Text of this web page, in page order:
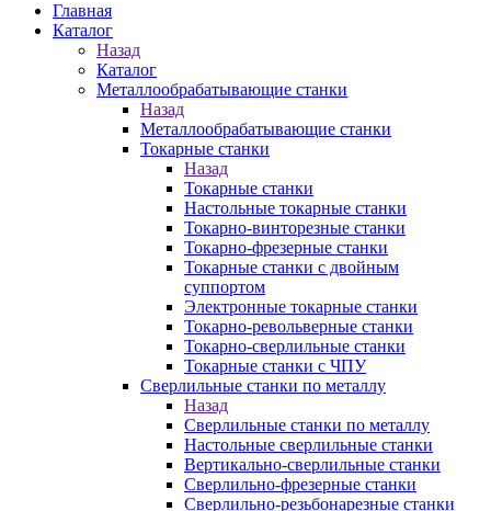
Главная
Каталог
Назад
Каталог
Металлообрабатывающие станки
Назад
Металлообрабатывающие станки
Токарные станки
Назад
Токарные станки
Настольные токарные станки
Токарно-винторезные станки
Токарно-фрезерные станки
Токарные станки с двойным
суппортом
Электронные токарные станки
Токарно-револьверные станки
Токарно-сверлильные станки
Токарные станки с ЧПУ
Сверлильные станки по металлу
Назад
Сверлильные станки по металлу
Настольные сверлильные станки
Вертикально-сверлильные станки
Сверлильно-фрезерные станки
Сверлильно-резьбонарезные станки